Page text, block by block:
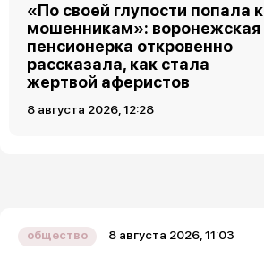
«По своей глупости попала к
мошенникам»: воронежская
пенсионерка откровенно
рассказала, как стала
жертвой аферистов
8 августа 2026, 12:28
общество 8 августа 2026, 11:03